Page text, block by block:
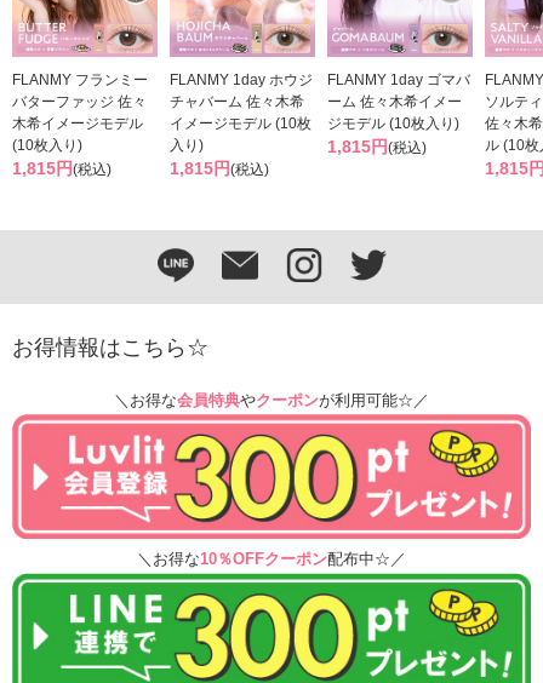
FLANMY フランミー
バターファッジ 佐々
木希イメージモデル
(10枚入り)
1,815円(税込)
FLANMY 1day ホウジ
チャバーム 佐々木希
イメージモデル (10枚
入り)
1,815円(税込)
FLANMY 1day ゴマバ
ーム 佐々木希イメー
ジモデル (10枚入り)
1,815円(税込)
ソルテ
佐々木
ル (10
1,815
お得情報はこちら☆
＼お得な会員特典やクーポンが利用可能☆／
＼お得な10％OFFクーポン配布中☆／